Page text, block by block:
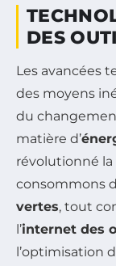
DES
Les avancées
des moyens
du
matière d’
révolutionné
consommons
vertes, tout
l’internet des
l’optimisation